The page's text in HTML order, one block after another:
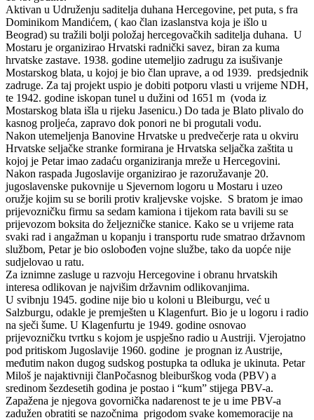
Aktivan u Udruženju saditelja duhana Hercegovine, pet puta, s fra
Dominikom Mandićem, ( kao član izaslanstva koja je išlo u
Beograd) su tražili bolji položaj hercegovačkih saditelja duhana. U
Mostaru je organizirao Hrvatski radnički savez, biran za kuma
hrvatske zastave. 1938. godine utemeljio zadrugu za isušivanje
Mostarskog blata, u kojoj je bio član uprave, a od 1939. predsjednik
zadruge. Za taj projekt uspio je dobiti potporu vlasti u vrijeme NDH,
te 1942. godine iskopan tunel u dužini od 1651 m (voda iz
Mostarskog blata išla u rijeku Jasenicu.) Do tada je Blato plivalo do
kasnog proljeća, zapravo dok ponori ne bi progutali vodu.
Nakon utemeljenja Banovine Hrvatske u predvečerje rata u okviru
Hrvatske seljačke stranke formirana je Hrvatska seljačka zaštita u
kojoj je Petar imao zadaću organiziranja mreže u Hercegovini.
Nakon raspada Jugoslavije organizirao je razoružavanje 20.
jugoslavenske pukovnije u Sjevernom logoru u Mostaru i uzeo
oružje kojim su se borili protiv kraljevske vojske. S bratom je imao
prijevozničku firmu sa sedam kamiona i tijekom rata bavili su se
prijevozom boksita do željezničke stanice. Kako se u vrijeme rata
svaki rad i angažman u kopanju i transportu rude smatrao državnom
službom, Petar je bio oslobođen vojne službe, tako da uopće nije
sudjelovao u ratu.
Za iznimne zasluge u razvoju Hercegovine i obranu hrvatskih
interesa odlikovan je najvišim državnim odlikovanjima.
U svibnju 1945. godine nije bio u koloni u Bleiburgu, već u
Salzburgu, odakle je premješten u Klagenfurt. Bio je u logoru i radio
na sječi šume. U Klagenfurtu je 1949. godine osnovao
prijevozničku tvrtku s kojom je uspješno radio u Austriji. Vjerojatno
pod pritiskom Jugoslavije 1960. godine je prognan iz Austrije,
međutim nakon dugog sudskog postupka ta odluka je ukinuta. Petar
Miloš je najaktivniji članPočasnog bleiburškog voda (PBV) a
sredinom šezdesetih godina je postao i “kum” stijega PBV-a.
Zapažena je njegova govornička nadarenost te je u ime PBV-a
zadužen obratiti se nazočnima prigodom svake komemoracije na